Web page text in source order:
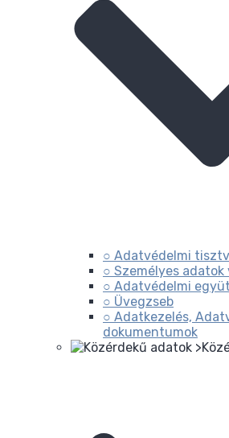
○ Adatvédelmi
○ Személyes adatok
○ Adatvédelmi
○ Üvegzseb
○ Adatkezelés,
dokumentumok